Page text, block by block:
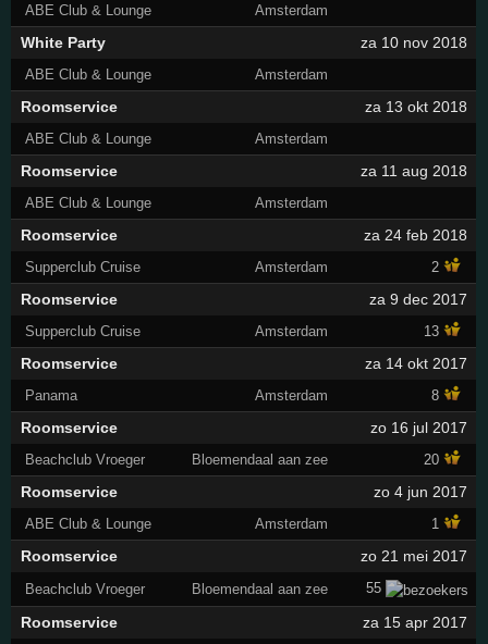
ABE Club & Lounge Amsterdam
White Party za 10 nov 2018
ABE Club & Lounge Amsterdam
Roomservice za 13 okt 2018
ABE Club & Lounge Amsterdam
Roomservice za 11 aug 2018
ABE Club & Lounge Amsterdam
Roomservice za 24 feb 2018
Supperclub Cruise Amsterdam 2
Roomservice za 9 dec 2017
Supperclub Cruise Amsterdam 13
Roomservice za 14 okt 2017
Panama Amsterdam 8
Roomservice zo 16 jul 2017
Beachclub Vroeger Bloemendaal aan zee 20
Roomservice zo 4 jun 2017
ABE Club & Lounge Amsterdam 1
Roomservice zo 21 mei 2017
Beachclub Vroeger Bloemendaal aan zee 55
Roomservice za 15 apr 2017